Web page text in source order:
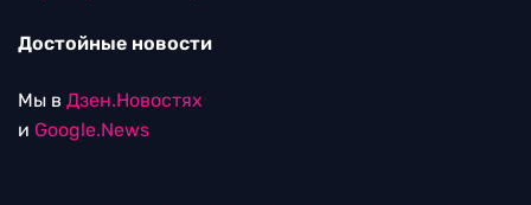
Достойные новости
Мы в Дзен.Новостях
и Google.News